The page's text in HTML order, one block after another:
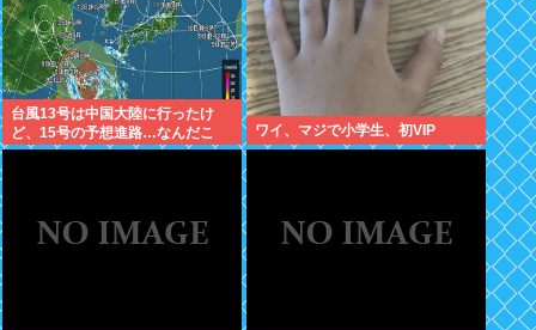
台風13号は中国大陸に行ったけ
ど、15号の予想進路…なんだこ
れ？
ワイ、マジで小学生、初VIP